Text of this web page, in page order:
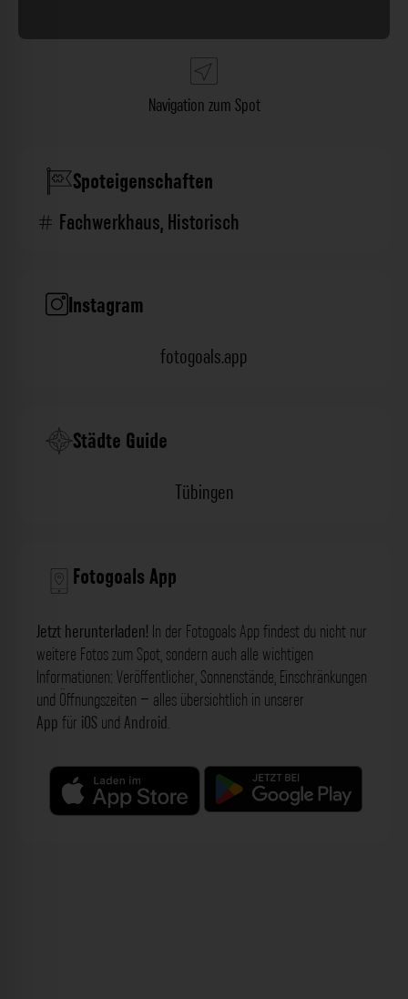
Navigation zum Spot
Spoteigenschaften
Fachwerkhaus,Historisch
Instagram
fotogoals.app
Städte Guide
Tübingen
Fotogoals App
Jetzt herunterladen! In der Fotogoals App findest du nicht nur
weitere Fotos zum Spot, sondern auch alle wichtigen
Informationen: Veröffentlicher, Sonnenstände, Einschränkungen
und Öffnungszeiten – alles übersichtlich in unserer
App für iOS und Android.